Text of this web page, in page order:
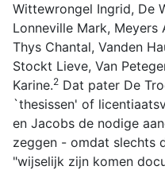
Wittewrongel Ingrid, De
Lonneville Mark, Meyers
Thys Chantal, Vanden
Stockt Lieve, Van
Karine.2 Dat pater De
`thesissen' of
en Jacobs de nodige
zeggen - omdat slechts
"wijselijk zijn komen